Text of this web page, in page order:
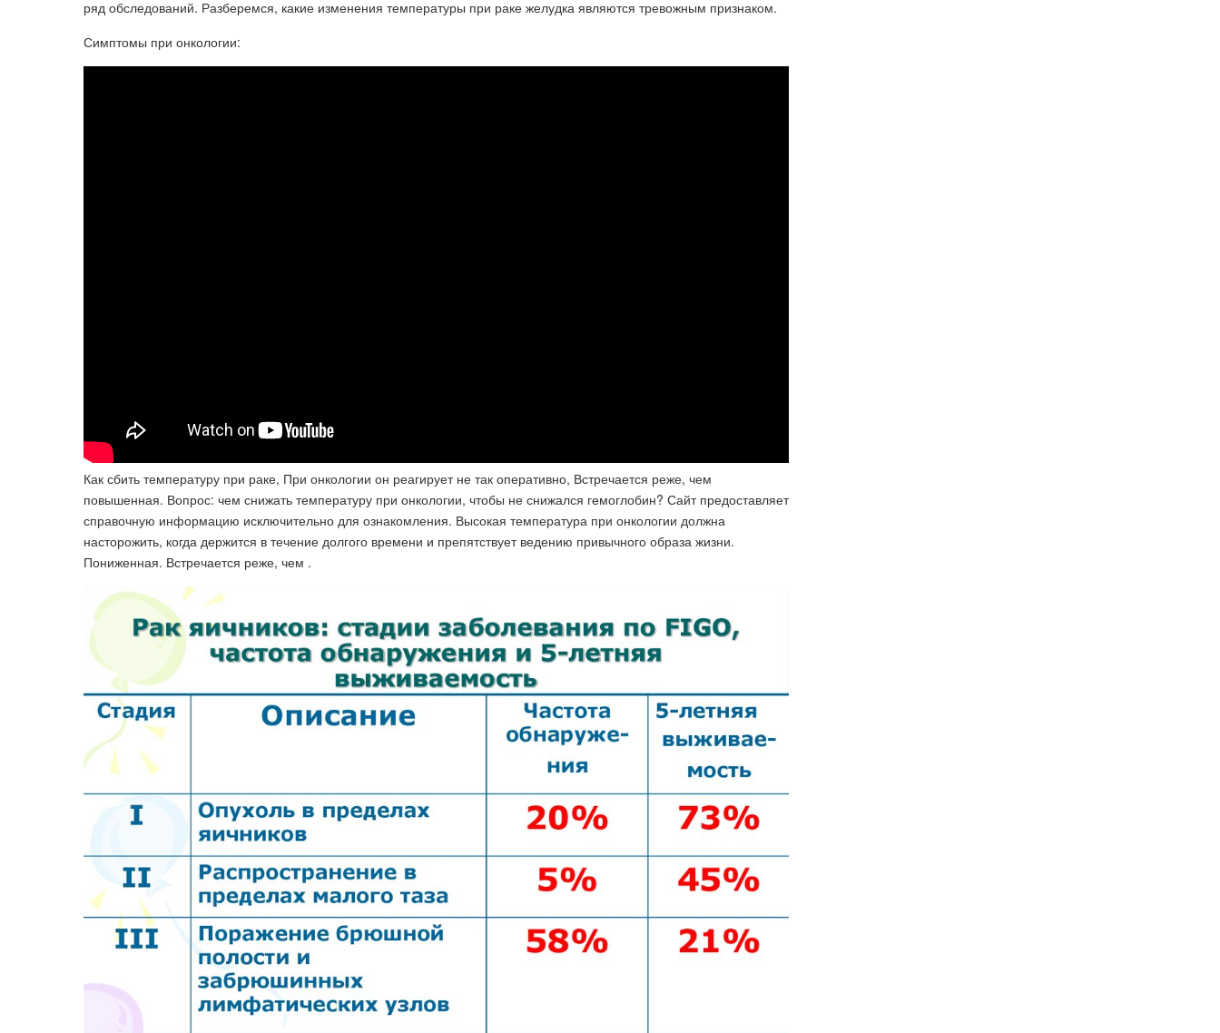
ряд обследований. Разберемся, какие изменения температуры при раке желудка являются тревожным признаком.
Симптомы при онкологии:
Как сбить температуру при раке, При онкологии он реагирует не так оперативно, Встречается реже, чем
повышенная. Вопрос: чем снижать температуру при онкологии, чтобы не снижался гемоглобин? Сайт предоставляет
справочную информацию исключительно для ознакомления. Высокая температура при онкологии должна
насторожить, когда держится в течение долгого времени и препятствует ведению привычного образа жизни.
Пониженная. Встречается реже, чем .